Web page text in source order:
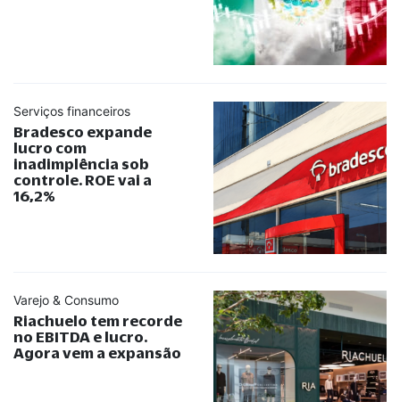
Serviços financeiros
Bradesco expande
lucro com
inadimplência sob
controle. ROE vai a
16,2%
Varejo & Consumo
Riachuelo tem recorde
no EBITDA e lucro.
Agora vem a expansão